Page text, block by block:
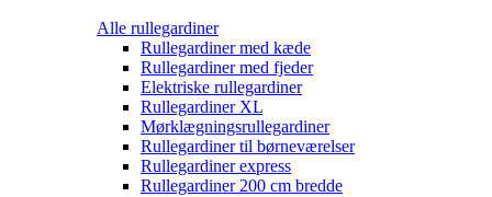
Alle rullegardiner
Rullegardiner med kæde
Rullegardiner med fjeder
Elektriske rullegardiner
Rullegardiner XL
Mørklægningsrullegardiner
Rullegardiner til børneværelser
Rullegardiner express
Rullegardiner 200 cm bredde